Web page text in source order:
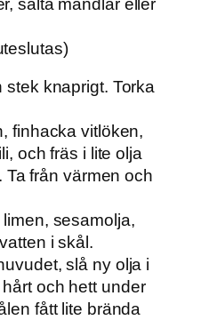
salta mandlar eller
stek knaprigt. Torka
finhacka vitlöken,
och fräs i lite olja
Ta från värmen och
sesamolja,
i skål.
slå ny olja i
och hett under
fått lite brända